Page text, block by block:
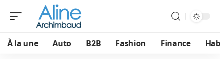
À la une Auto B2B Fashion Finance